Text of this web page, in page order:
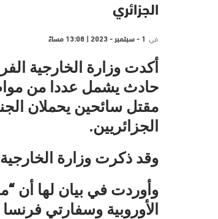
الجزائري
في 1 - سبتمبر - 2023 | 13:08 مساءً
أكدت وزارة الخارجية
حادث يشمل عددا من
مقتل سائحين يحملان
الجزائريين.
وقد ذكرت وزارة
وأوردت في بيان لها أن
الأوروبية وسفارتي